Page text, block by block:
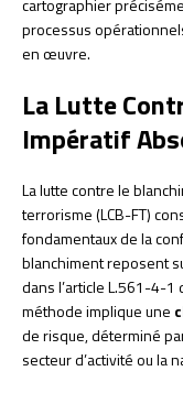
cartographier
processus
en œuvre.
La Lutte
Impératif
La lutte contre le
terrorisme (LCB-FT)
fondamentaux de la
blanchiment reposent
dans l’article L.561-4-1
méthode implique une
de risque, déterminé
secteur d’activité ou la